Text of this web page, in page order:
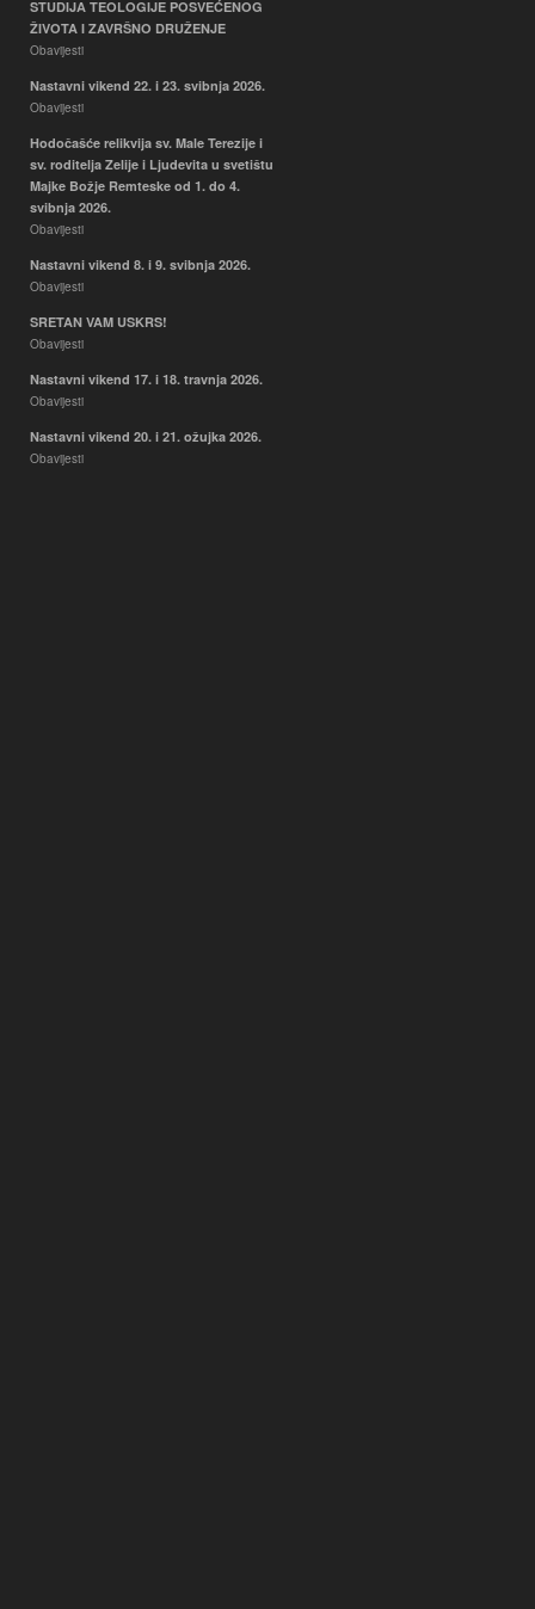
Mediji i društvo – ispit
Ispiti
Hodočašće relikvija sv. Male
Terezije i sv. roditelja Zelije i
Ljudevita u svetištu Majke Božje
2026.
Obavijesti
STUDIJA TEOLOGIJE POSVEĆENOG
ŽIVOTA I ZAVRŠNO DRUŽENJE
Obavijesti
Nastavni vikend 22. i 23. svibnja 2026.
Obavijesti
Hodočašće relikvija sv. Male Terezije i
sv. roditelja Zelije i Ljudevita u svetištu
Majke Božje Remteske od 1. do 4.
svibnja 2026.
Obavijesti
Nastavni vikend 8. i 9. svibnja 2026.
Obavijesti
SRETAN VAM USKRS!
Obavijesti
Nastavni vikend 17. i 18. travnja 2026.
Obavijesti
Nastavni vikend 20. i 21. ožujka 2026.
Obavijesti